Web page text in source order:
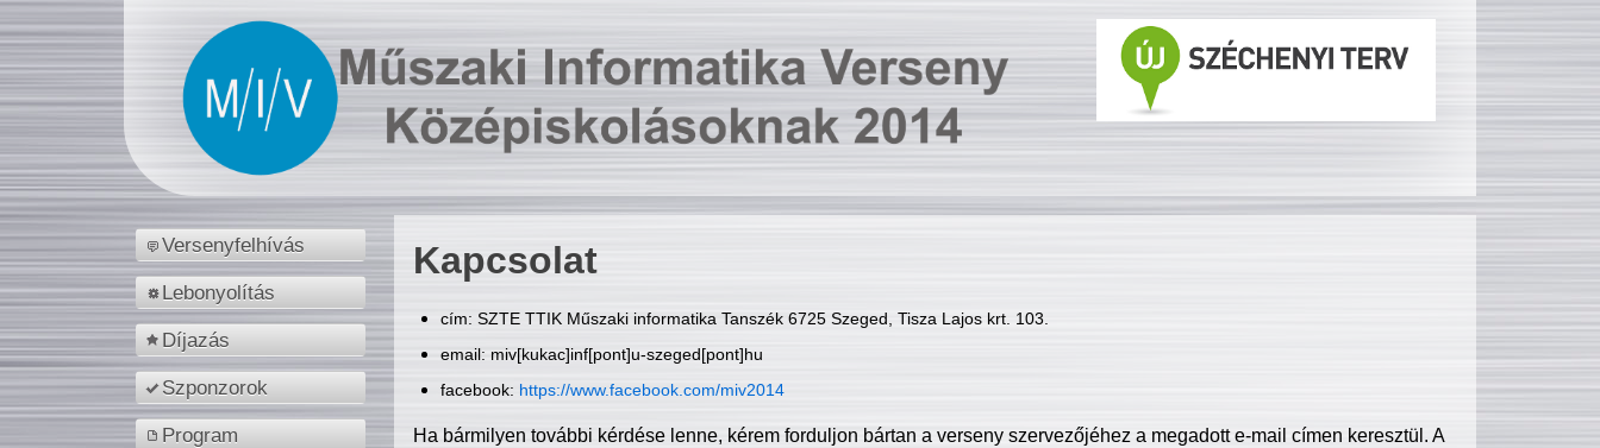
Versenyfelhívás
Lebonyolítás
Díjazás
Szponzorok
Program
Kapcsolat
cím: SZTE TTIK Műszaki informatika Tanszék 6725 Szeged, Tisza Lajos krt. 103.
email: miv[kukac]inf[pont]u-szeged[pont]hu
facebook: https://www.facebook.com/miv2014
Ha bármilyen további kérdése lenne, kérem forduljon bártan a verseny szervezőjéhez a megadott e-mail címen keresztül. A